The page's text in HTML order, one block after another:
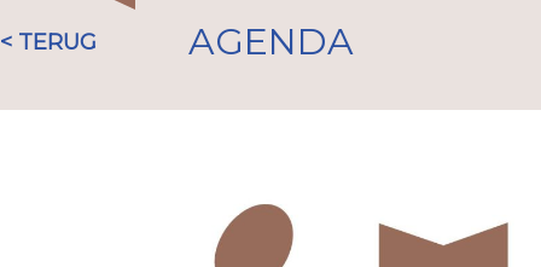
< TERUG AGENDA